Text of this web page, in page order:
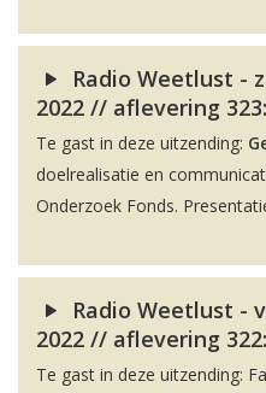
Radio Weetlust -
2022 // aflevering
Te gast in deze uitzending:
doelrealisatie en
Onderzoek Fonds.
Radio Weetlust -
2022 // aflevering
Te gast in deze uitzending: